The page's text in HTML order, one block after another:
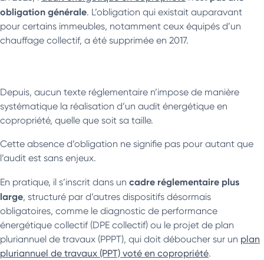
obligation générale. L’obligation qui existait auparavant
pour certains immeubles, notamment ceux équipés d’un
chauffage collectif, a été supprimée en 2017.
Depuis, aucun texte réglementaire n’impose de manière
systématique la réalisation d’un audit énergétique en
copropriété, quelle que soit sa taille.
Cette absence d’obligation ne signifie pas pour autant que
l’audit est sans enjeux.
En pratique, il s’inscrit dans un cadre réglementaire plus
large, structuré par d’autres dispositifs désormais
obligatoires, comme le diagnostic de performance
énergétique collectif (DPE collectif) ou le projet de plan
pluriannuel de travaux (PPPT), qui doit déboucher sur un plan
pluriannuel de travaux (PPT) voté en copropriété.